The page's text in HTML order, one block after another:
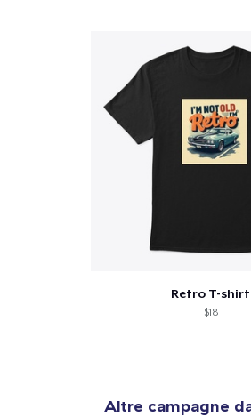
Retro T-shirt
$18
Altre campagne